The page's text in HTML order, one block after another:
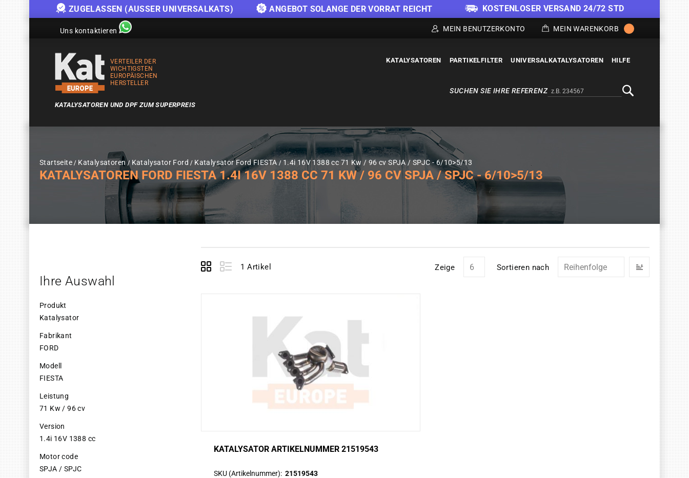
ZUGELASSEN (AUSSER UNIVERSALKATS) ANGEBOT SOLANGE DER VORRAT REICHT KOSTENLOSER VERSAND 24/72 STD
Uns kontaktieren MEIN BENUTZERKONTO MEIN WARENKORB
VERTEILER DER
WICHTIGSTEN
EUROPÄISCHEN
HERSTELLER
KATALYSATOREN UND DPF ZUM SUPERPREIS
KATALYSATOREN PARTIKELFILTER UNIVERSALKATALYSATOREN HILFE
Alternativa a Doofinder
SUCHEN SIE IHRE REFERENZ
Startseite Katalysatoren Katalysator Ford Katalysator Ford FIESTA 1.4i 16V 1388 cc 71 Kw / 96 cv SPJA / SPJC - 6/10>5/13
KATALYSATOREN FORD FIESTA 1.4I 16V 1388 CC 71 KW / 96 CV SPJA / SPJC - 6/10>5/13
View
Grid Einstellen
1 Artikel Zeige Sortieren nach
KATALYSATOR ARTIKELNUMMER 21519543
SKU (Artikelnummer) 21519543
Ihre Auswahl
Produkt
Katalysator
Fabrikant
FORD
Modell
FIESTA
Leistung
71 Kw / 96 cv
Version
1.4i 16V 1388 cc
Motor code
SPJA / SPJC